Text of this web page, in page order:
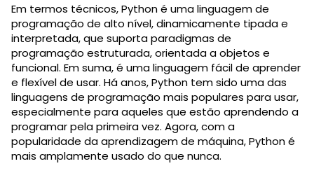
Em termos técnicos, Python é uma linguagem de
programação de alto nível, dinamicamente tipada e
interpretada, que suporta paradigmas de
programação estruturada, orientada a objetos e
funcional. Em suma, é uma linguagem fácil de aprender
e flexível de usar. Há anos, Python tem sido uma das
linguagens de programação mais populares para usar,
especialmente para aqueles que estão aprendendo a
programar pela primeira vez. Agora, com a
popularidade da aprendizagem de máquina, Python é
mais amplamente usado do que nunca.